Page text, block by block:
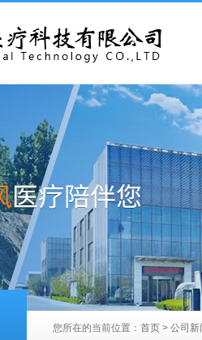
您所在的当前位置： 首页 > 公司新